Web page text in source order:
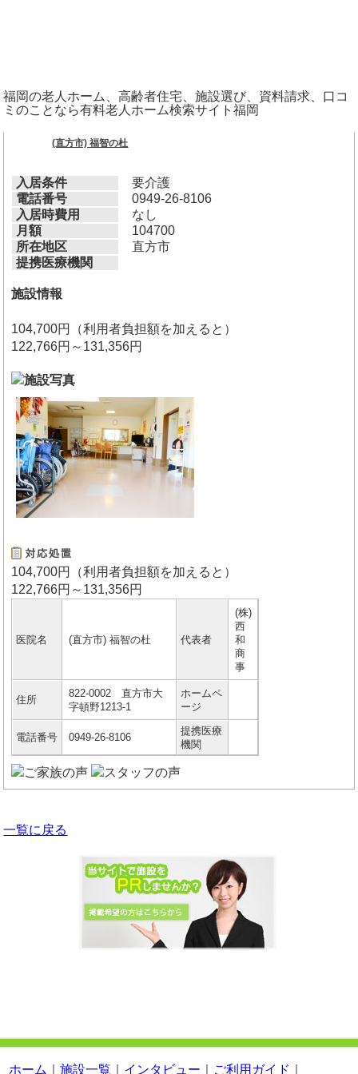
福岡の老人ホーム、高齢者住宅、施設選び、資料請求、口コ
ミのことなら有料老人ホーム検索サイト福岡
(直方市) 福智の杜
入居条件
要介護
電話番号
0949-26-8106
入居時費用
なし
月額
104700
所在地区
直方市
提携医療機関
施設情報
104,700円（利用者負担額を加えると）
122,766円～131,356円
104,700円（利用者負担額を加えると）
122,766円～131,356円
医院名 (直方市) 福智の杜 代表者
(株)
西
和
商
事
住所
822-0002 直方市大
字頓野1213-1
ホームペ
ージ
電話番号 0949-26-8106
提携医療
機関
一覧に戻る
ホーム ｜施設一覧 インタビュー ご利用ガイド